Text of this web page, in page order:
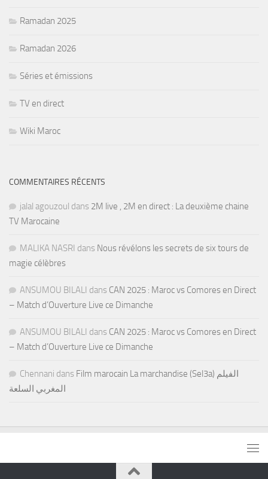
Ramadan 2025
Ramadan 2026
Séries et émissions
TV en direct
Wiki Maroc
COMMENTAIRES RÉCENTS
jalal agouzoul dans 2M live , 2M en direct : La deuxième chaine
TV Marocaine
MALIKA NASRI dans Nous révélons les secrets de six tours de
magie célèbres
ANSUMOU BILALI dans CAN 2025 : Maroc vs Comores en Direct
– Match d’Ouverture Live ce Dimanche
ANSUMOU BILALI dans CAN 2025 : Maroc vs Comores en Direct
– Match d’Ouverture Live ce Dimanche
Chennani dans Film marocain La marchandise (Sel3a) الفيلم
المغربي السلعة